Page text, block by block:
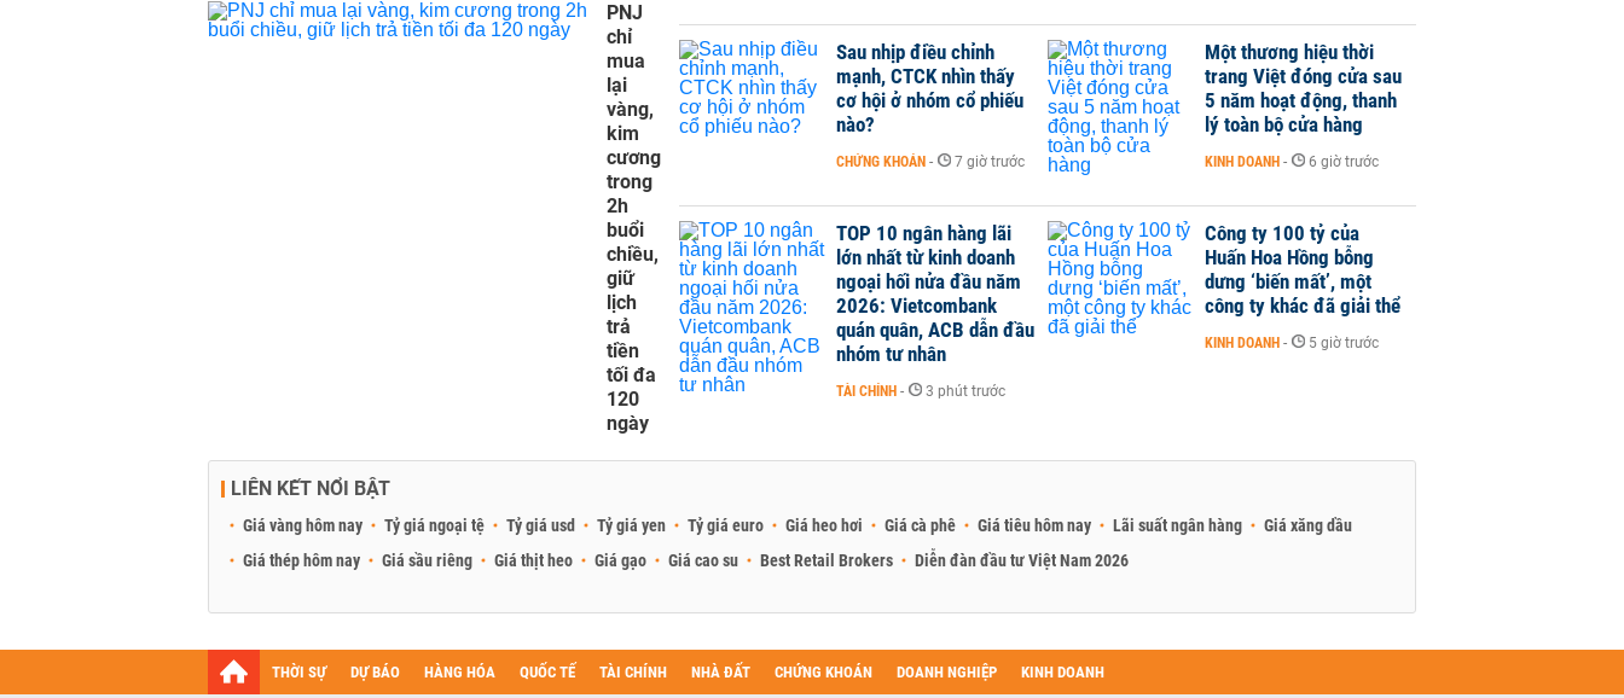
PNJ
chỉ
mua
lại
vàng,
kim
cương
trong
2h
buổi
chiều,
giữ
lịch
trả
tiền
tối đa
120
ngày
Sau nhịp điều chỉnh
mạnh, CTCK nhìn thấy
cơ hội ở nhóm cổ phiếu
nào?
CHỨNG KHOÁN - 7 giờ trước
Một thương hiệu thời
trang Việt đóng cửa sau
5 năm hoạt động, thanh
lý toàn bộ cửa hàng
KINH DOANH - 6 giờ trước
TOP 10 ngân hàng lãi
lớn nhất từ kinh doanh
ngoại hối nửa đầu năm
2026: Vietcombank
quán quân, ACB dẫn đầu
nhóm tư nhân
TÀI CHÍNH - 3 phút trước
Công ty 100 tỷ của
Huấn Hoa Hồng bỗng
dưng ‘biến mất’, một
công ty khác đã giải thể
KINH DOANH - 5 giờ trước
LIÊN KẾT NỔI BẬT
Giá vàng hôm nay Tỷ giá ngoại tệ Tỷ giá usd Tỷ giá yen Tỷ giá euro Giá heo hơi Giá cà phê Giá tiêu hôm nay Lãi suất ngân hàng
Giá xăng dầu
Giá thép hôm nay
Giá sầu riêng Giá thịt heo Giá gạo Giá cao su Best Retail Brokers Diễn đàn đầu tư Việt Nam 2026
THỜI SỰ DỰ BÁO HÀNG HÓA QUỐC TẾ TÀI CHÍNH NHÀ ĐẤT CHỨNG KHOÁN DOANH NGHIỆP KINH DOANH